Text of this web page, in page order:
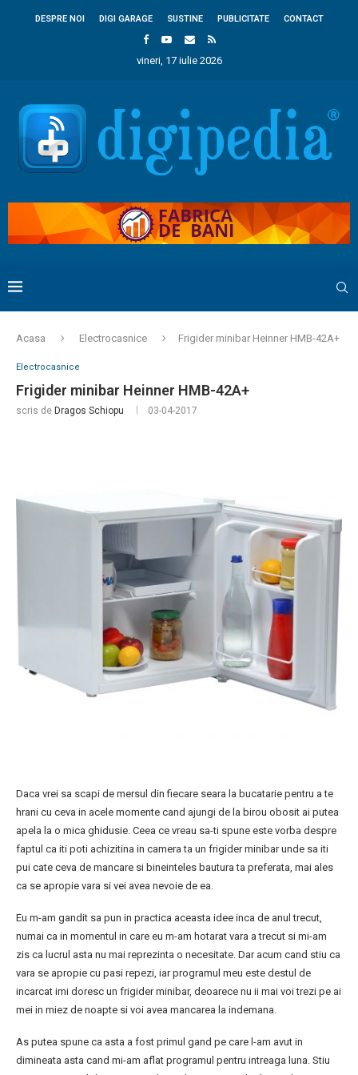
DESPRE NOI DIGI GARAGE SUSTINE PUBLICITATE CONTACT
vineri, 17 iulie 2026
Acasa Electrocasnice Frigider minibar Heinner HMB-42A+
Electrocasnice
Frigider minibar Heinner HMB-42A+
scris de Dragos Schiopu 03-04-2017
Daca vrei sa scapi de mersul din fiecare seara la bucatarie pentru a te
hrani cu ceva in acele momente cand ajungi de la birou obosit ai putea
apela la o mica ghidusie. Ceea ce vreau sa-ti spune este vorba despre
faptul ca iti poti achizitina in camera ta un frigider minibar unde sa iti
pui cate ceva de mancare si bineinteles bautura ta preferata, mai ales
ca se apropie vara si vei avea nevoie de ea.
Eu m-am gandit sa pun in practica aceasta idee inca de anul trecut,
numai ca in momentul in care eu m-am hotarat vara a trecut si mi-am
zis ca lucrul asta nu mai reprezinta o necesitate. Dar acum cand stiu ca
vara se apropie cu pasi repezi, iar programul meu este destul de
incarcat imi doresc un frigider minibar, deoarece nu ii mai voi trezi pe ai
mei in miez de noapte si voi avea mancarea la indemana.
As putea spune ca asta a fost primul gand pe care l-am avut in
dimineata asta cand mi-am aflat programul pentru intreaga luna. Stiu